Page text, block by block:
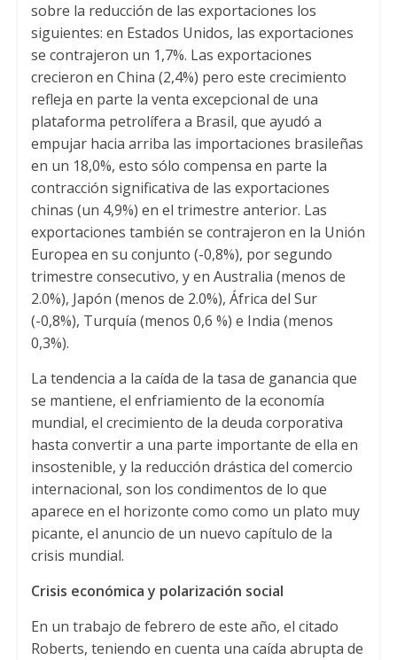
sobre la reducción de las exportaciones los
siguientes: en Estados Unidos, las exportaciones
se contrajeron un 1,7%. Las exportaciones
crecieron en China (2,4%) pero este crecimiento
refleja en parte la venta excepcional de una
plataforma petrolífera a Brasil, que ayudó a
empujar hacia arriba las importaciones brasileñas
en un 18,0%, esto sólo compensa en parte la
contracción significativa de las exportaciones
chinas (un 4,9%) en el trimestre anterior. Las
exportaciones también se contrajeron en la Unión
Europea en su conjunto (-0,8%), por segundo
trimestre consecutivo, y en Australia (menos de
2.0%), Japón (menos de 2.0%), África del Sur
(-0,8%), Turquía (menos 0,6 %) e India (menos
0,3%).
La tendencia a la caída de la tasa de ganancia que
se mantiene, el enfriamiento de la economía
mundial, el crecimiento de la deuda corporativa
hasta convertir a una parte importante de ella en
insostenible, y la reducción drástica del comercio
internacional, son los condimentos de lo que
aparece en el horizonte como como un plato muy
picante, el anuncio de un nuevo capítulo de la
crisis mundial.
Crisis económica y polarización social
En un trabajo de febrero de este año, el citado
Roberts, teniendo en cuenta una caída abrupta de